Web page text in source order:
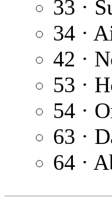
33 ·
34 ·
42 ·
53 ·
54 ·
63 ·
64 ·